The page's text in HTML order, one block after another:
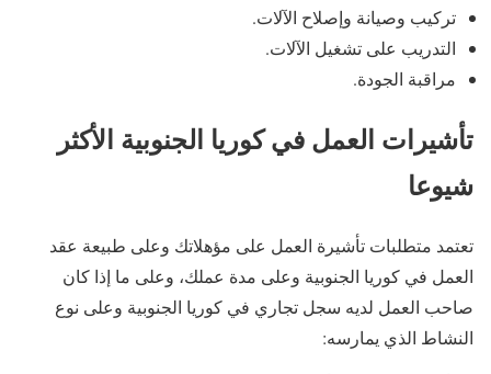
تركيب وصيانة وإصلاح الآلات.
التدريب على تشغيل الآلات.
مراقبة الجودة.
تأشيرات العمل في كوريا الجنوبية الأكثر
شيوعا
تعتمد متطلبات تأشيرة العمل على مؤهلاتك وعلى طبيعة عقد
العمل في كوريا الجنوبية وعلى مدة عملك، وعلى ما إذا كان
صاحب العمل لديه سجل تجاري في كوريا الجنوبية وعلى نوع
النشاط الذي يمارسه: